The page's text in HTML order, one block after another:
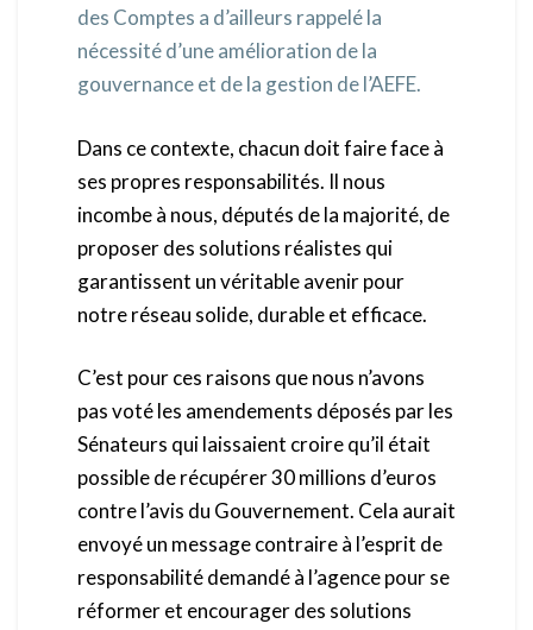
des Comptes a d’ailleurs rappelé la
nécessité d’une amélioration de la
gouvernance et de la gestion de l’AEFE.
Dans ce contexte, chacun doit faire face à
ses propres responsabilités. Il nous
incombe à nous, députés de la majorité, de
proposer des solutions réalistes qui
garantissent un véritable avenir pour
notre réseau solide, durable et efficace.
C’est pour ces raisons que nous n’avons
pas voté les amendements déposés par les
Sénateurs qui laissaient croire qu’il était
possible de récupérer 30 millions d’euros
contre l’avis du Gouvernement. Cela aurait
envoyé un message contraire à l’esprit de
responsabilité demandé à l’agence pour se
réformer et encourager des solutions